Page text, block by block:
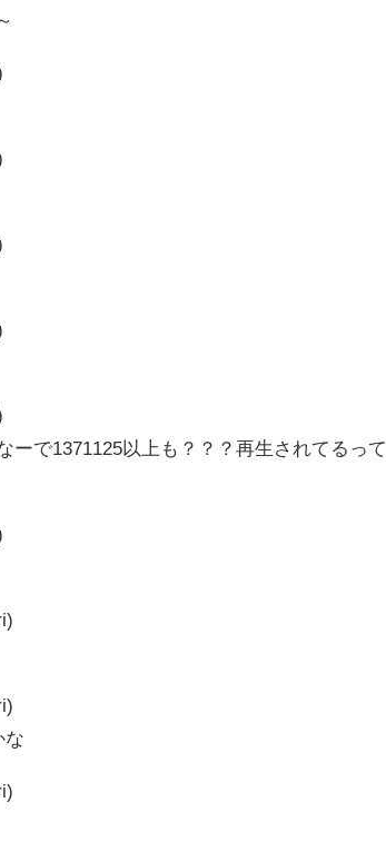
ーで1371125以上も？？？再生されてるって
な